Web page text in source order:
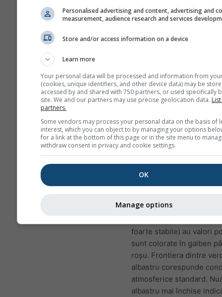
frecvent la Bitterwasser
dintre cele mai bune locuri
lume. Astfel de condiții nu vor
puteți găsi modele similare
altitudini mai mici, în zilele
aproape oriunde.
Lapse rate
afișată cu etichete albe
foarte stabile) au valori
sunt colorate în galben
roșu. Frontiera dintre
albastru corespunde
atmosferice standard.
albastru mai închise
Personalised advertising and content, advertising and
measurement, audience research and services
Store and/or access information on a device
Learn more
Your personal data will be processed and information from
(cookies, unique identifiers, and other device data) may be
accessed by and shared with 750 partners, or used specifically
site. We and our partners may use precise geolocation data.
partners.
Some vendors may process your personal data on the basis of
interest, which you can object to by managing your options
for a link at the bottom of this page or in the site menu to
withdraw consent in privacy and cookie settings.
OK
Manage options